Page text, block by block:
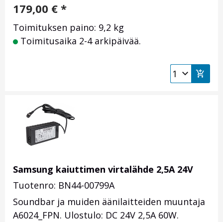
179,00 € *
Toimituksen paino: 9,2 kg
Toimitusaika 2-4 arkipäivää.
Samsung kaiuttimen virtalähde 2,5A 24V
Tuotenro: BN44-00799A
Soundbar ja muiden äänilaitteiden muuntaja
A6024_FPN. Ulostulo: DC 24V 2,5A 60W.